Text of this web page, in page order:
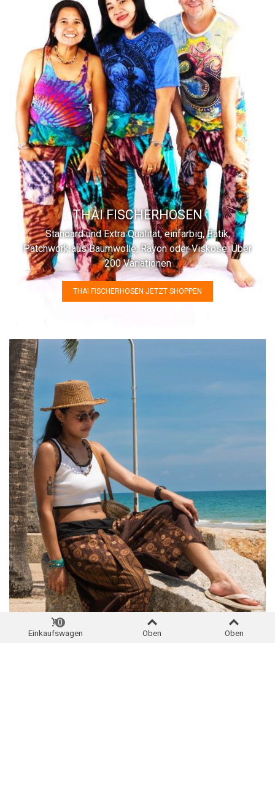
THAI FISCHERHOSEN
Standard und Extra Qualität, einfarbig, Batik,
Patchwork aus Baumwolle, Rayon oder Viskose. Über
200 Variationen
THAI FISCHERHOSEN JETZT SHOPPEN
KURZE THAI FISCHERHOSEN
Einkaufswagen
0
Oben Oben